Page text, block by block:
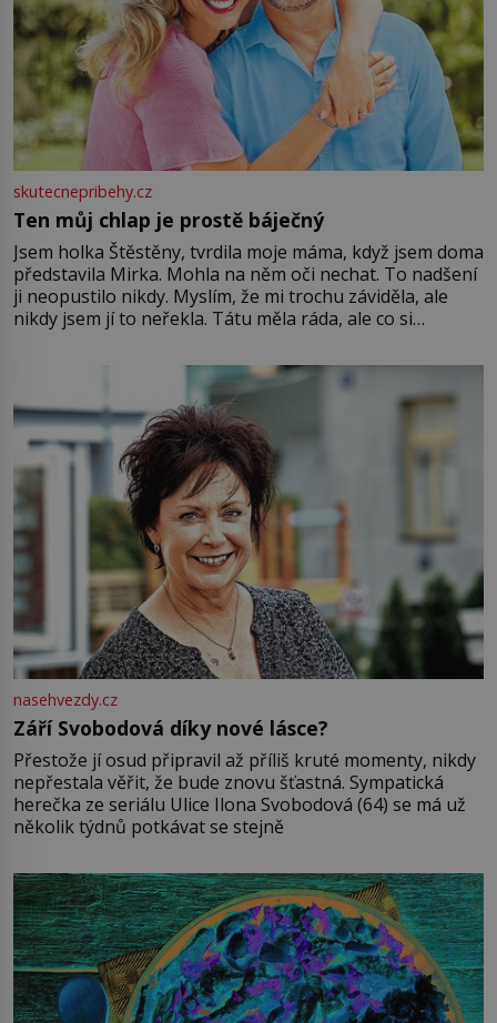
skutecnepribehy.cz
Ten můj chlap je prostě báječný
Jsem holka Štěstěny, tvrdila moje máma, když jsem doma
představila Mirka. Mohla na něm oči nechat. To nadšení
ji neopustilo nikdy. Myslím, že mi trochu záviděla, ale
nikdy jsem jí to neřekla. Tátu měla ráda, ale co si
Jsme spolu moc rádi Tehdy byla jiná doba, když
nasehvezdy.cz
Září Svobodová díky nové lásce?
Přestože jí osud připravil až příliš kruté momenty, nikdy
nepřestala věřit, že bude znovu šťastná. Sympatická
herečka ze seriálu Ulice Ilona Svobodová (64) se má už
několik týdnů potkávat se stejně